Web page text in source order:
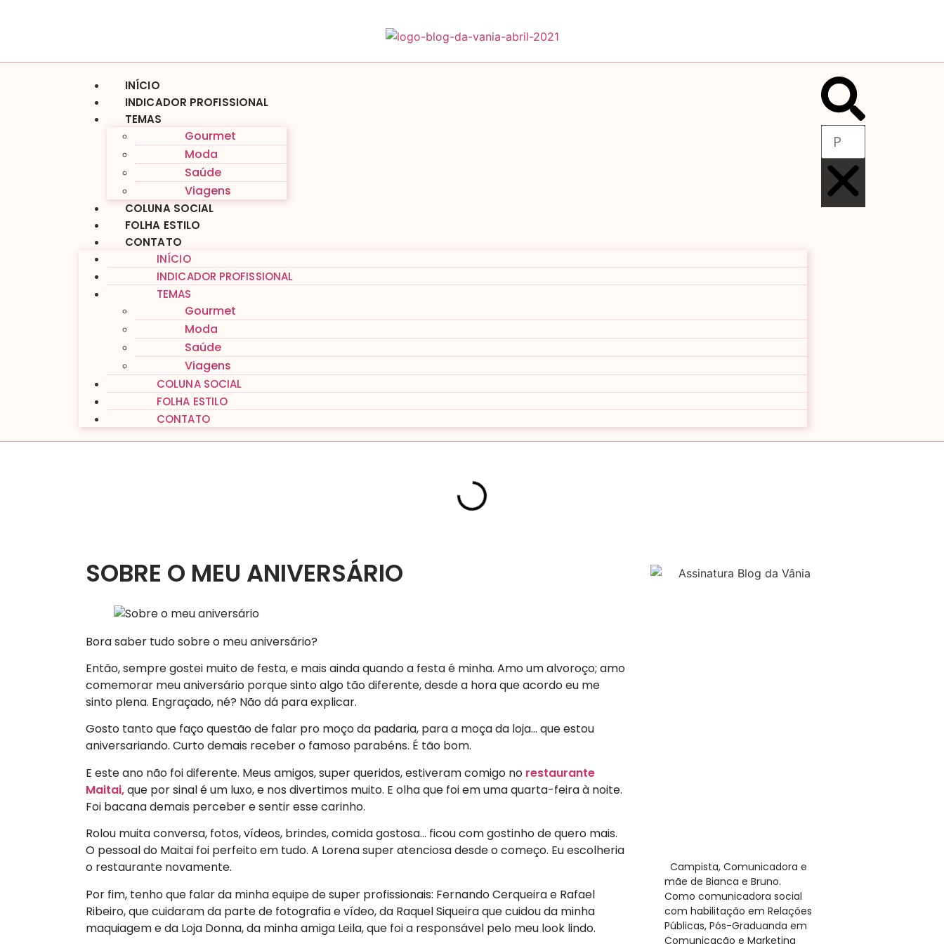
INÍCIO
INDICADOR PROFISSIONAL
TEMAS
Gourmet
Moda
Saúde
Viagens
COLUNA SOCIAL
FOLHA ESTILO
CONTATO
INÍCIO
INDICADOR PROFISSIONAL
TEMAS
Gourmet
Moda
Saúde
Viagens
COLUNA SOCIAL
FOLHA ESTILO
CONTATO
SOBRE O MEU ANIVERSÁRIO
Bora saber tudo sobre o meu aniversário?
Então, sempre gostei muito de festa, e mais ainda quando a festa é minha. Amo um alvoroço; amo
comemorar meu aniversário porque sinto algo tão diferente, desde a hora que acordo eu me
sinto plena. Engraçado, né? Não dá para explicar.
Gosto tanto que faço questão de falar pro moço da padaria, para a moça da loja… que estou
aniversariando. Curto demais receber o famoso parabéns. É tão bom.
E este ano não foi diferente. Meus amigos, super queridos, estiveram comigo no restaurante
Maitai,que por sinal é um luxo, e nos divertimos muito. E olha que foi em uma quarta-feira à noite.
Foi bacana demais perceber e sentir esse carinho.
Rolou muita conversa, fotos, vídeos, brindes, comida gostosa… ficou com gostinho de quero mais.
O pessoal do Maitai foi perfeito em tudo. A Lorena super atenciosa desde o começo. Eu escolheria
o restaurante novamente.
Por fim, tenho que falar da minha equipe de super profissionais: Fernando Cerqueira e Rafael
Ribeiro, que cuidaram da parte de fotografia e vídeo, da Raquel Siqueira que cuidou da minha
maquiagem e da Loja Donna, da minha amiga Leila, que foi a responsável pelo meu look lindo.
​ Campista, Comunicadora e
mãe de Bianca e Bruno.
Como comunicadora social
com habilitação em Relações
Públicas, Pós-Graduanda em
Comunicação e Marketing